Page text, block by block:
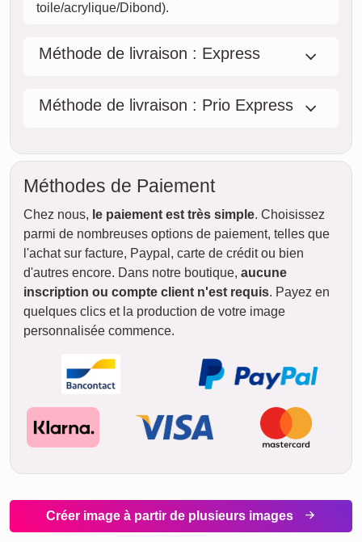
toile/acrylique/Dibond).
Méthode de livraison : Express
Méthode de livraison : Prio Express
Méthodes de Paiement
Chez nous, le paiement est très simple. Choisissez
parmi de nombreuses options de paiement, telles que
l'achat sur facture, Paypal, carte de crédit ou bien
d'autres encore. Dans notre boutique, aucune
inscription ou compte client n'est requis. Payez en
quelques clics et la production de votre image
personnalisée commence.
Créer image à partir de plusieurs images